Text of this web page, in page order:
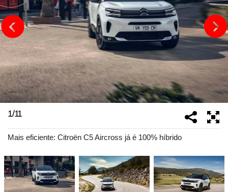
1/11
Mais eficiente: Citroën C5 Aircross já é 100% híbrido